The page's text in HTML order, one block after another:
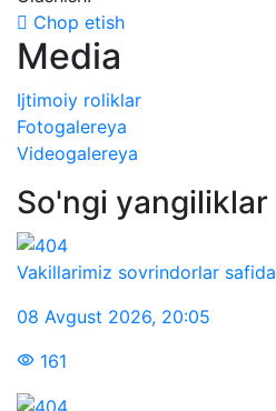
Chop etish
Media
Ijtimoiy roliklar
Fotogalereya
Videogalereya
So'ngi yangiliklar
Vakillarimiz sovrindorlar safida
08 Avgust 2026, 20:05
161